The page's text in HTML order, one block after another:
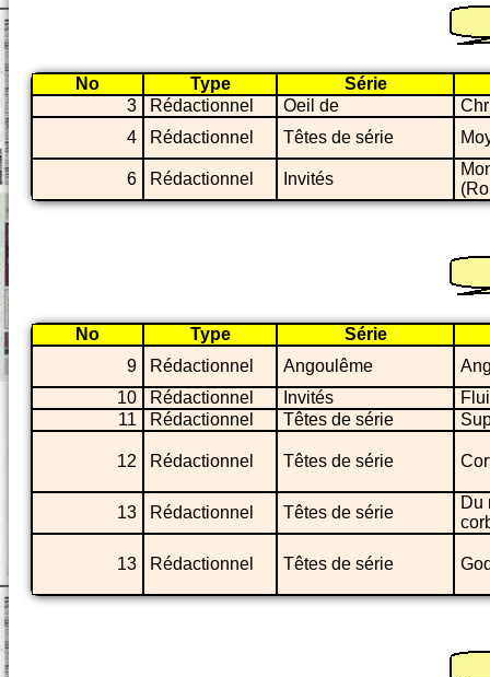
No Type
Série
3
Rédactionnel Oeil de
4
Rédactionnel Têtes de série
6 Rédactionnel Invités
No Type
Série
9
Rédactionnel Angoulême
10
Rédactionnel Invités
11
Rédactionnel Têtes de série
12 Rédactionnel Têtes de série
13 Rédactionnel Têtes de série
Du
13 Rédactionnel Têtes de série